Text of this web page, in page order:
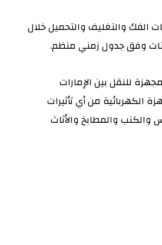
الفك والتغليف والتحميل خلال
وفق جدول زمني منظم.
للنقل بين الإمارات
الكهربائية من أي تأثيرات
والمطابخ والأثاث